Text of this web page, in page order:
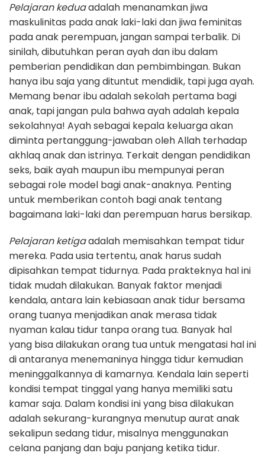
Pelajaran keduaadalah menanamkan jiwa
maskulinitas pada anak laki-laki dan jiwa feminitas
pada anak perempuan, jangan sampai terbalik. Di
sinilah, dibutuhkan peran ayah dan ibu dalam
pemberian pendidikan dan pembimbingan. Bukan
hanya ibu saja yang dituntut mendidik, tapi juga ayah.
Memang benar ibu adalah sekolah pertama bagi
anak, tapi jangan pula bahwa ayah adalah kepala
sekolahnya! Ayah sebagai kepala keluarga akan
diminta pertanggung-jawaban oleh Allah terhadap
akhlaq anak dan istrinya. Terkait dengan pendidikan
seks, baik ayah maupun ibu mempunyai peran
sebagai role model bagi anak-anaknya. Penting
untuk memberikan contoh bagi anak tentang
bagaimana laki-laki dan perempuan harus bersikap.
Pelajaran ketigaadalah memisahkan tempat tidur
mereka. Pada usia tertentu, anak harus sudah
dipisahkan tempat tidurnya. Pada prakteknya hal ini
tidak mudah dilakukan. Banyak faktor menjadi
kendala, antara lain kebiasaan anak tidur bersama
orang tuanya menjadikan anak merasa tidak
nyaman kalau tidur tanpa orang tua. Banyak hal
yang bisa dilakukan orang tua untuk mengatasi hal ini
di antaranya menemaninya hingga tidur kemudian
meninggalkannya di kamarnya. Kendala lain seperti
kondisi tempat tinggal yang hanya memiliki satu
kamar saja. Dalam kondisi ini yang bisa dilakukan
adalah sekurang-kurangnya menutup aurat anak
sekalipun sedang tidur, misalnya menggunakan
celana panjang dan baju panjang ketika tidur.